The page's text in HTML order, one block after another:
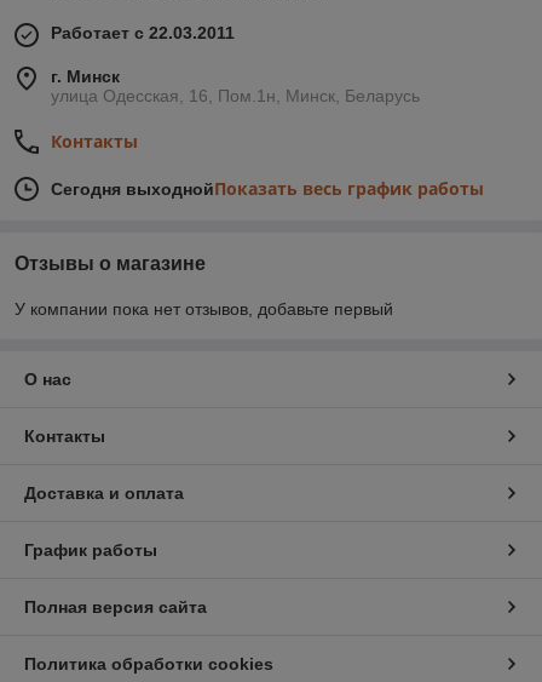
Работает с 22.03.2011
г. Минск
улица Одесская, 16, Пом.1н, Минск, Беларусь
Контакты
Сегодня выходнойПоказать весь график работы
Отзывы о магазине
У компании пока нет отзывов, добавьте первый
О нас
Контакты
Доставка и оплата
График работы
Полная версия сайта
Политика обработки cookies